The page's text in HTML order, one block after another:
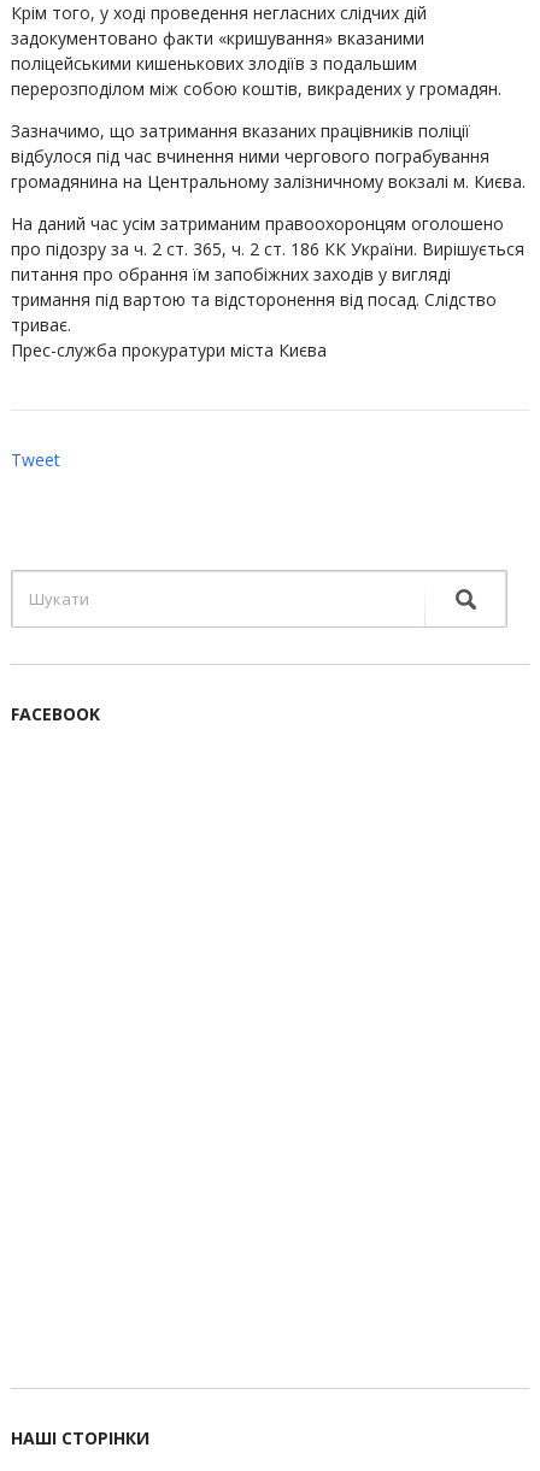
Крім того, у ході проведення негласних слідчих дій
задокументовано факти «кришування» вказаними
поліцейськими кишенькових злодіїв з подальшим
перерозподілом між собою коштів, викрадених у громадян.
Зазначимо, що затримання вказаних працівників поліції
відбулося під час вчинення ними чергового пограбування
громадянина на Центральному залізничному вокзалі м. Києва.
На даний час усім затриманим правоохоронцям оголошено
про підозру за ч. 2 ст. 365, ч. 2 ст. 186 КК України. Вирішується
питання про обрання їм запобіжних заходів у вигляді
тримання під вартою та відсторонення від посад. Слідство
триває.
Прес-служба прокуратури міста Києва
Tweet
FACEBOOK
НАШІ СТОРІНКИ